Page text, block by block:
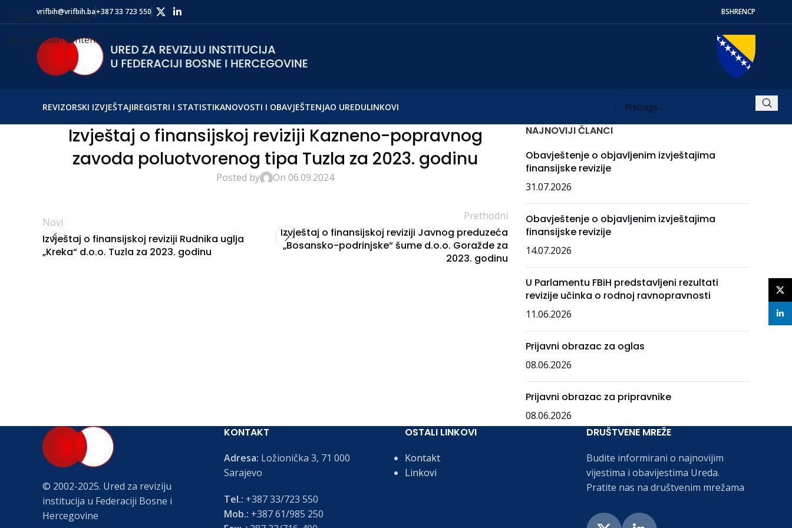
Skip to navigation
Skip to main content
vrifbih@vrifbih.ba+387 33 723 550 BSHRENСР
REVIZORSKI IZVJEŠTAJIREGISTRI I STATISTIKANOVOSTI I OBAVJEŠTENJAO UREDULINKOVI
Izvještaj o finansijskoj reviziji Kazneno-popravnog
zavoda poluotvorenog tipa Tuzla za 2023. godinu
Posted by On 06.09.2024
Novi
Izvještaj o finansijskoj reviziji Rudnika uglja
„Kreka“ d.o.o. Tuzla za 2023. godinu
Prethodni
Izvještaj o finansijskoj reviziji Javnog preduzeća
„Bosansko-podrinjske“ šume d.o.o. Goražde za
2023. godinu
NAJNOVIJI ČLANCI
Obavještenje o objavljenim izvještajima
finansijske revizije
31.07.2026
Obavještenje o objavljenim izvještajima
finansijske revizije
14.07.2026
U Parlamentu FBiH predstavljeni rezultati
revizije učinka o rodnoj ravnopravnosti
11.06.2026
Prijavni obrazac za oglas
08.06.2026
Prijavni obrazac za pripravnike
08.06.2026
© 2002-2025. Ured za reviziju
institucija u Federaciji Bosne i
Hercegovine
KONTAKT
Adresa: Ložionička 3, 71 000
Sarajevo
Tel.: +387 33/723 550
Mob.: +387 61/985 250
OSTALI LINKOVI
Kontakt
Linkovi
DRUŠTVENE MREŽE
Budite informirani o najnovijim
vijestima i obavijestima Ureda.
Pratite nas na društvenim mrežama